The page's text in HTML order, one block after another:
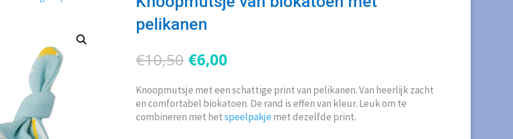
pelikanen
€10,50 Oorspronkelijke
prijs
was:
€10,50.
€6,00Huidige
is:
€6,00.
Knoopmutsje met een schattige print van pelikanen. Van heerlijk zacht
en comfortabel biokatoen. De rand is effen van kleur. Leuk om te
combineren met hetspeelpakjemet dezelfde print.